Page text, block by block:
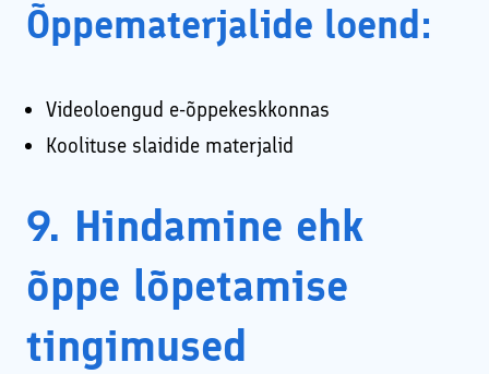
Õppematerjalide loend:
Videoloengud e-õppekeskkonnas
Koolituse slaidide materjalid
9. Hindamine ehk
õppe lõpetamise
tingimused